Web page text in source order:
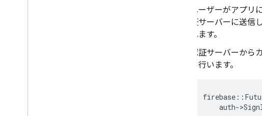
ユーザーがアプ
証サーバーに送信
れます。
認証サーバーから
を行います。
firebase ::
auth->